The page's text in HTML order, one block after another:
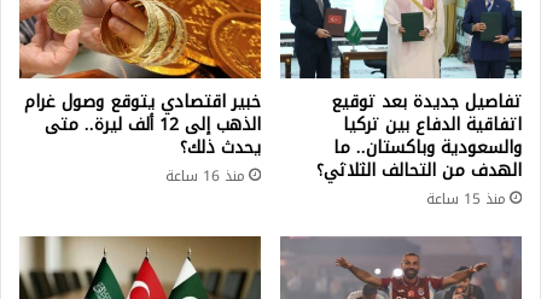
تفاصيل جديدة بعد توقيع
اتفاقية الدفاع بين تركيا
والسعودية وباكستان.. ما
الهدف من التحالف الثلاثي؟
منذ 15 ساعة
خبير اقتصادي يتوقع وصول غرام
الذهب إلى 12 ألف ليرة.. متى
يحدث ذلك؟
منذ 16 ساعة